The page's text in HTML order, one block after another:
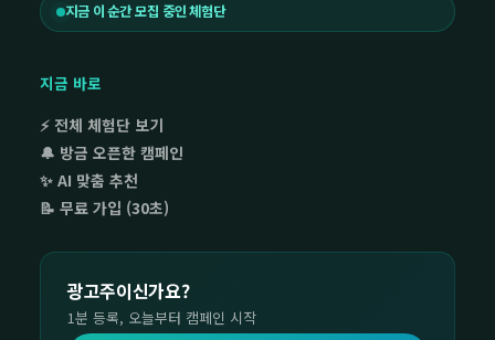
지금 이 순간 모집 중인 체험단
지금 바로
⚡ 전체 체험단 보기
🔔 방금 오픈한 캠페인
✨ AI 맞춤 추천
📝 무료 가입 (30초)
광고주이신가요?
1분 등록, 오늘부터 캠페인 시작